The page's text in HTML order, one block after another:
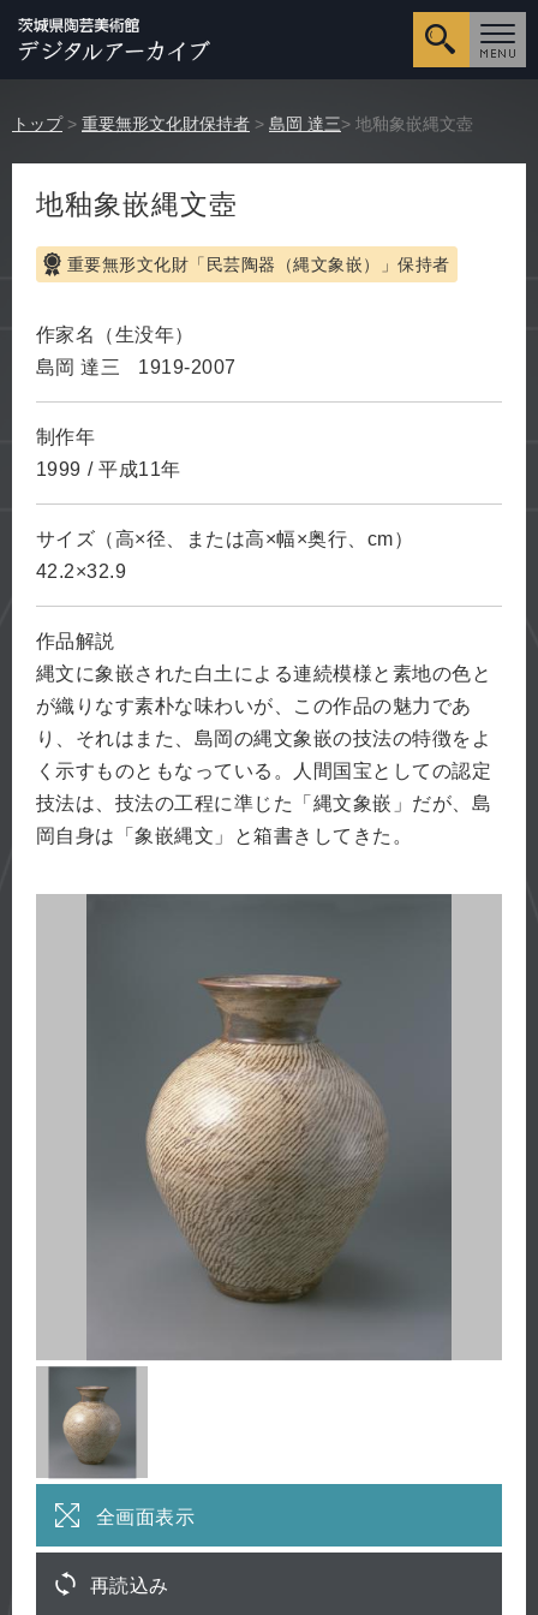
詳細検
トップ > 重要無形文化財保持者 > 島岡 達三> 地釉象嵌縄文壺
地釉象嵌縄文壺
重要無形文化財「民芸陶器（縄文象嵌）」保持者
作家名（生没年）
島岡 達三
1919-2007
制作年
1999 / 平成11年
サイズ（高×径、または高×幅×奥行、cm）
42.2×32.9
作品解説
縄文に象嵌された白土による連続模様と素地の色と
が織りなす素朴な味わいが、この作品の魅力であ
り、それはまた、島岡の縄文象嵌の技法の特徴をよ
く示すものともなっている。人間国宝としての認定
技法は、技法の工程に準じた「縄文象嵌」だが、島
岡自身は「象嵌縄文」と箱書きしてきた。
全画面表示
再読込み